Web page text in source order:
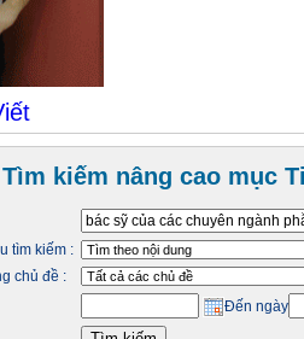
Tìm kiếm nâng cao mục
tìm kiếm :
chủ đề :
Đến ngày